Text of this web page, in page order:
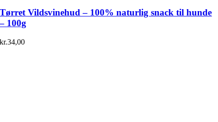
Tørret Vildsvinehud – 100% naturlig snack til hunde
– 100g
kr.34,00